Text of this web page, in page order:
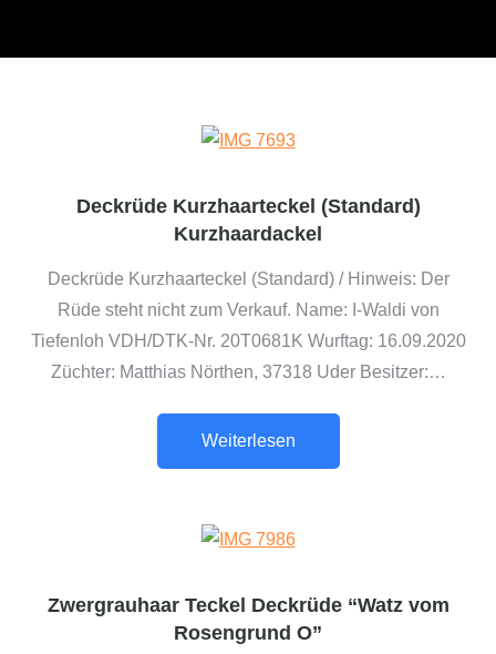
Deckrüde Kurzhaarteckel (Standard)
Kurzhaardackel
Deckrüde Kurzhaarteckel (Standard) / Hinweis: Der
Rüde steht nicht zum Verkauf. Name: I-Waldi von
Tiefenloh VDH/DTK-Nr. 20T0681K Wurftag: 16.09.2020
Züchter: Matthias Nörthen, 37318 Uder Besitzer:…
Weiterlesen
Zwergrauhaar Teckel Deckrüde “Watz vom
Rosengrund O”